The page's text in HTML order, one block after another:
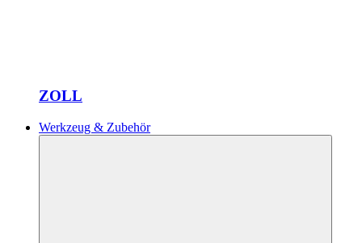
ZOLL
Werkzeug & Zubehör